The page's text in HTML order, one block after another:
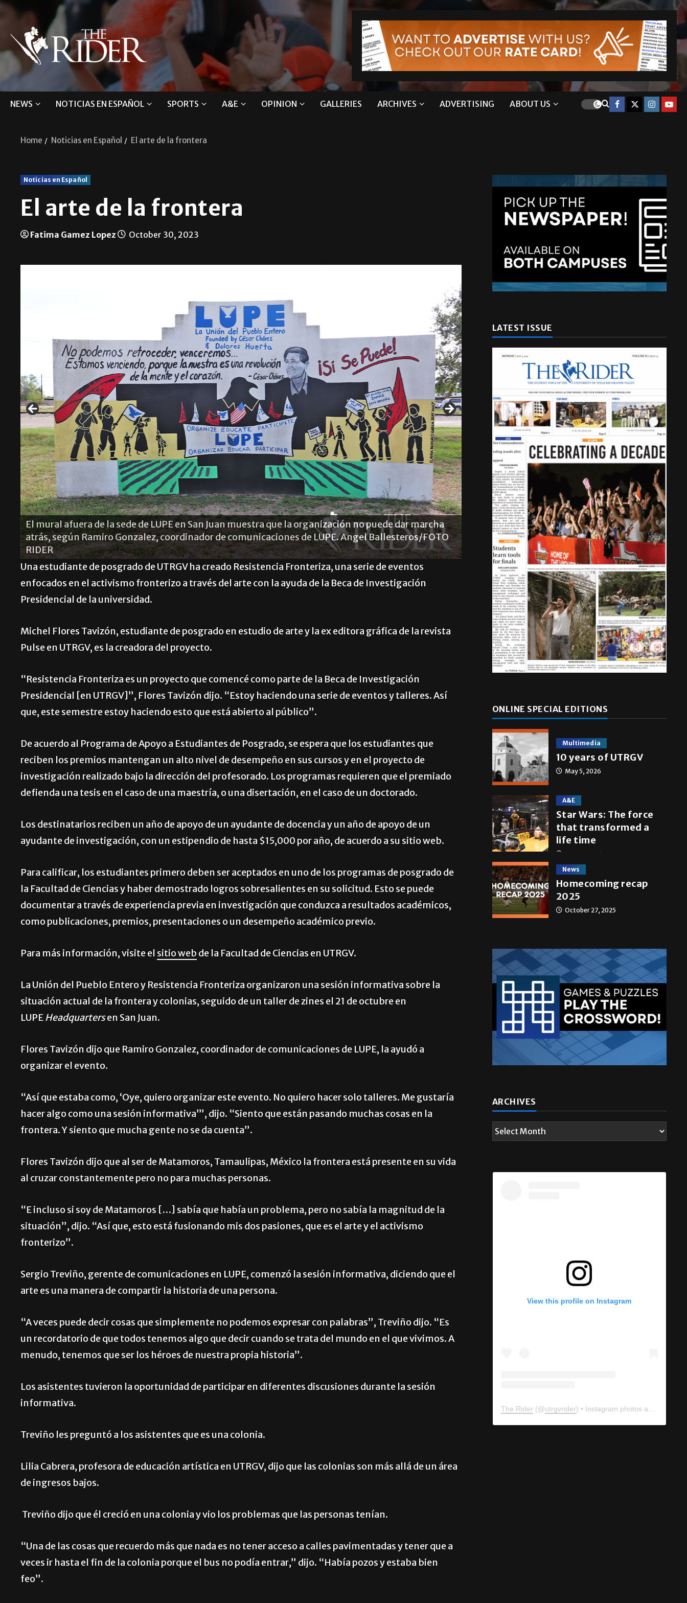
NEWS NOTICIAS EN ESPAÑOL SPORTS A&E OPINION GALLERIES ARCHIVES ADVERTISING ABOUT US
Home Noticias en Español El arte de la frontera
Noticias en Español
El arte de la frontera
Fatima Gamez Lopez October 30, 2023
La estudiante de UTRGV Natalie Barreiro (desde la izquierda), la asistente Ciria Tavizón, la asistente
Kimberly Grimaldo, el estudiante de segundo año de ciencias políticas Eric Garcia, el asistente
Manuel Gámez, la estudiante graduada de arte de estudio Michel Flores Tavizón y el coordinador
de comunicaciones de LUPE, Ramiro Gonzalez, crean un folleto sobre cuestiones fronterizas y lo
que se puede hacer para resolverlos durante un taller de LUPE el 21 de octubre en la sede de la
organización en San Juan. Angel Ballesteros/FOTO RIDER
Eric Garcia, estudiante de segundo año de
problemas fronterizos y posibles soluciones
de LUPE en San Juan. Angel Ballesteros/FOTO
Una estudiante de posgrado de UTRGV ha creado Resistencia Fronteriza, una serie de eventos
enfocados en el activismo fronterizo a través del arte con la ayuda de la Beca de Investigación
Presidencial de la universidad.
Michel Flores Tavizón, estudiante de posgrado en estudio de arte y la ex editora gráfica de la revista
Pulse en UTRGV, es la creadora del proyecto.
“Resistencia Fronteriza es un proyecto que comencé como parte de la Beca de Investigación
Presidencial [en UTRGV]”, Flores Tavizón dijo. “Estoy haciendo una serie de eventos y talleres. Así
que, este semestre estoy haciendo esto que está abierto al público”.
De acuerdo al Programa de Apoyo a Estudiantes de Posgrado, se espera que los estudiantes que
reciben los premios mantengan un alto nivel de desempeño en sus cursos y en el proyecto de
investigación realizado bajo la dirección del profesorado. Los programas requieren que el premiado
defienda una tesis en el caso de una maestría, o una disertación, en el caso de un doctorado.
Los destinatarios reciben un año de apoyo de un ayudante de docencia y un año de apoyo de un
ayudante de investigación, con un estipendio de hasta $15,000 por año, de acuerdo a su sitio web.
Para calificar, los estudiantes primero deben ser aceptados en uno de los programas de posgrado de
la Facultad de Ciencias y haber demostrado logros sobresalientes en su solicitud. Esto se puede
documentar a través de experiencia previa en investigación que conduzca a resultados académicos,
como publicaciones, premios, presentaciones o un desempeño académico previo.
Para más información, visite el sitio web de la Facultad de Ciencias en UTRGV.
La Unión del Pueblo Entero y Resistencia Fronteriza organizaron una sesión informativa sobre la
situación actual de la frontera y colonias, seguido de un taller de zines el 21 de octubre en
LUPEHeadquartersen San Juan.
Flores Tavizón dijo que Ramiro Gonzalez, coordinador de comunicaciones de LUPE, la ayudó a
organizar el evento.
“Así que estaba como, ‘Oye, quiero organizar este evento. No quiero hacer solo talleres. Me gustaría
hacer algo como una sesión informativa’”, dijo. “Siento que están pasando muchas cosas en la
frontera. Y siento que mucha gente no se da cuenta”.
Flores Tavizón dijo que al ser de Matamoros, Tamaulipas, México la frontera está presente en su vida
al cruzar constantemente pero no para muchas personas.
“E incluso si soy de Matamoros […] sabía que había un problema, pero no sabía la magnitud de la
situación”, dijo. “Así que, esto está fusionando mis dos pasiones, que es el arte y el activismo
fronterizo”.
Sergio Treviño, gerente de comunicaciones en LUPE, comenzó la sesión informativa, diciendo que el
arte es una manera de compartir la historia de una persona.
“A veces puede decir cosas que simplemente no podemos expresar con palabras”, Treviño dijo. “Es
un recordatorio de que todos tenemos algo que decir cuando se trata del mundo en el que vivimos. A
menudo, tenemos que ser los héroes de nuestra propia historia”.
Los asistentes tuvieron la oportunidad de participar en diferentes discusiones durante la sesión
informativa.
Treviño les preguntó a los asistentes que es una colonia.
Lilia Cabrera, profesora de educación artística en UTRGV, dijo que las colonias son más allá de un área
de ingresos bajos.
Treviño dijo que él creció en una colonia y vio los problemas que las personas tenían.
“Una de las cosas que recuerdo más que nada es no tener acceso a calles pavimentadas y tener que a
veces ir hasta el fin de la colonia porque el bus no podía entrar,” dijo. “Había pozos y estaba bien
feo”.
LATEST ISSUE
ONLINE SPECIAL EDITIONS
Multimedia
10 years of UTRGV
May 5, 2026
A&E
Star Wars: The force
that transformed a
life time
News
Homecoming recap
2025
October 27, 2025
ARCHIVES